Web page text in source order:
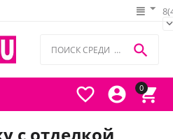
0



